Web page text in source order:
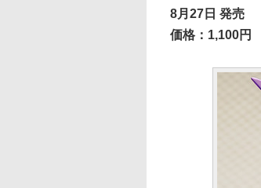
8月27日 発売
価格：1,100円